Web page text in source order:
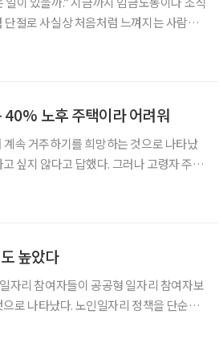
절로 사실상 처음처럼 느껴지는 사람은
노후 주택이라 어려워
속 거주하기를 희망하는 것으로 나타났
싶지 않다고 답했다. 그러나 고령자 주거
높았다
자리 참여자들이 공공형 일자리 참여자보
로 나타났다. 노인일자리 정책을 단순한